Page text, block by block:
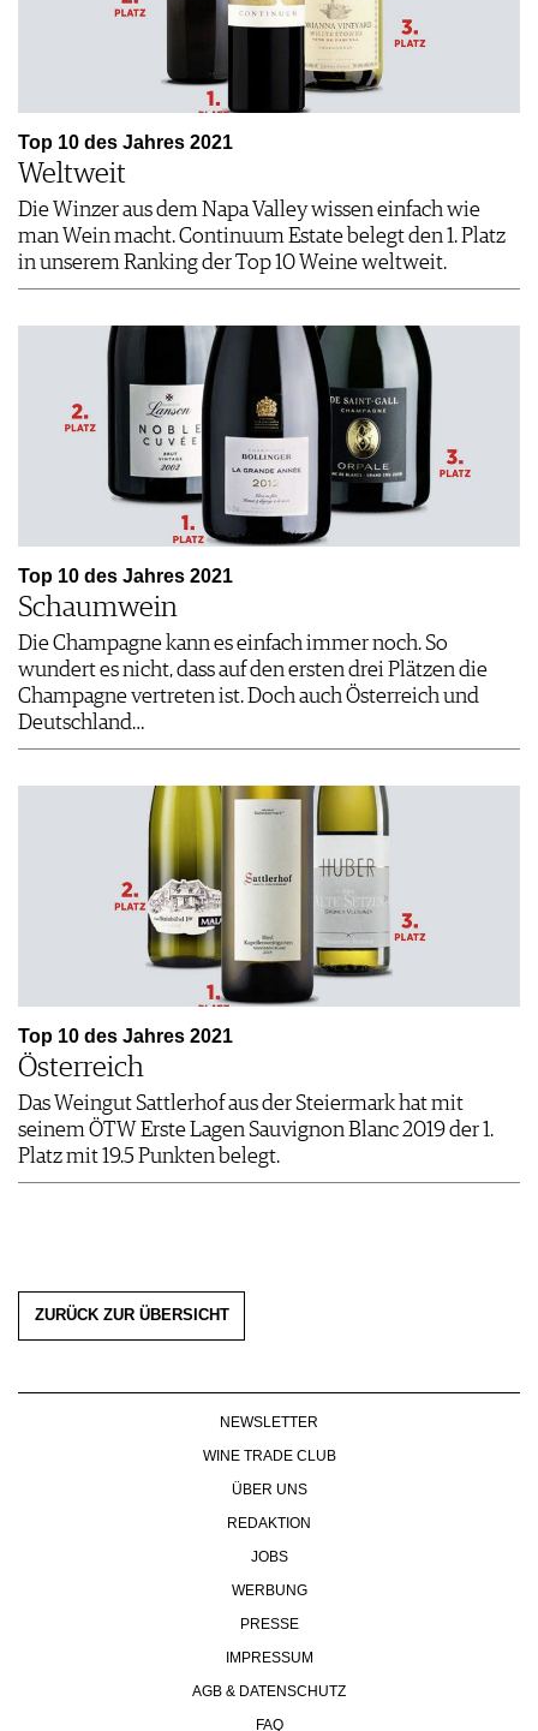
Top 10 des Jahres 2021
Weltweit
Die Winzer aus dem Napa Valley wissen einfach wie
man Wein macht. Continuum Estate belegt den 1. Platz
in unserem Ranking der Top 10 Weine weltweit.
Top 10 des Jahres 2021
Schaumwein
Die Champagne kann es einfach immer noch. So
wundert es nicht, dass auf den ersten drei Plätzen die
Champagne vertreten ist. Doch auch Österreich und
Deutschland…
Top 10 des Jahres 2021
Österreich
Das Weingut Sattlerhof aus der Steiermark hat mit
seinem ÖTW Erste Lagen Sauvignon Blanc 2019 der 1.
Platz mit 19.5 Punkten belegt.
ZURÜCK ZUR ÜBERSICHT
NEWSLETTER
WINE TRADE CLUB
ÜBER UNS
REDAKTION
JOBS
WERBUNG
PRESSE
IMPRESSUM
AGB & DATENSCHUTZ
FAQ